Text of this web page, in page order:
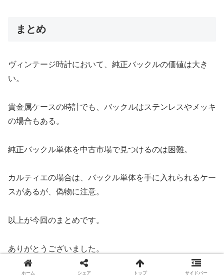
まとめ
ヴィンテージ時計において、純正バックルの価値は大き
い。
貴金属ケースの時計でも、バックルはステンレスやメッキ
の場合もある。
純正バックル単体を中古市場で見つけるのは困難。
カルティエの場合は、バックル単体を手に入れられるケー
スがあるが、偽物に注意。
以上が今回のまとめです。
ありがとうございました。
ホーム シェア トップ サイドバー